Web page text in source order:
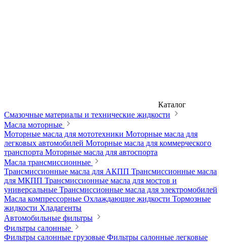
Каталог
Смазочные материалы и технические жидкости
Масла моторные
Моторные масла для мототехники Моторные масла для
легковых автомобилей Моторные масла для коммерческого
транспорта Моторные масла для автоспорта
Масла трансмиссионные
Трансмиссионные масла для АКПП Трансмиссионные масла
для МКПП Трансмиссионные масла для мостов и
универсальные Трансмиссионные масла для электромобилей
Масла компрессорные Охлаждающие жидкости Тормозные
жидкости Хладагенты
Автомобильные фильтры
Фильтры салонные
Фильтры салонные грузовые Фильтры салонные легковые